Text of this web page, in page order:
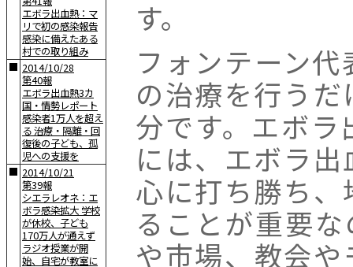
エボラ出血熱：マ
リで初の感染報告
感染に備えたある
村での取り組み
■ 2014/10/28
第40報
エボラ出血熱3カ
国・情勢レポート
感染者1万人を超え
る 治療・隔離・回
復後の子ども、孤
児への支援を
■ 2014/10/21
第39報
シエラレオネ：エ
ボラ感染拡大 学校
が休校、子ども
170万人が通えず
ラジオ授業が開
始、自宅が教室に
す。
フォンテーン
の治療を行う
分です。エボ
には、エボラ
心に打ち勝ち
ることが重要
や市場、教会